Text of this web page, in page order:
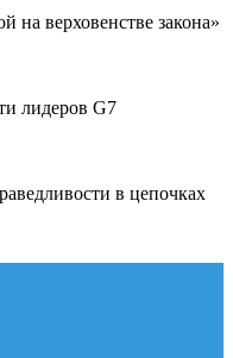
на верховенстве закона»
лидеров G7
в цепочках